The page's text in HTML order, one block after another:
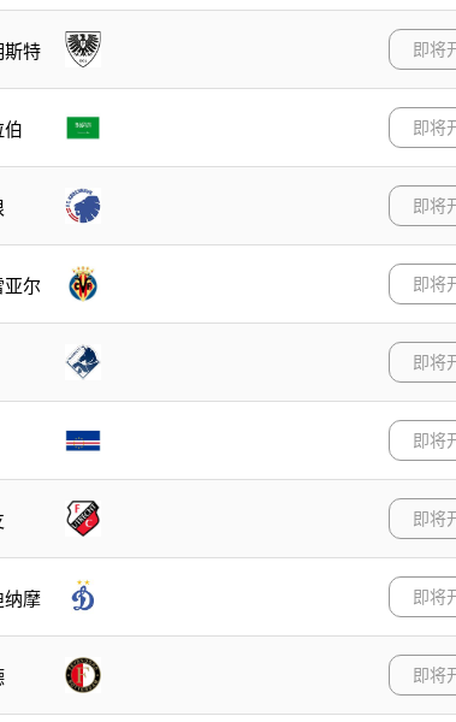
斯特 即将
伯 即将
即将
亚尔 即将
即将
即将
即将
纳摩 即将
即将